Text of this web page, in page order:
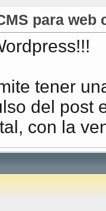
para web
tener
del post
con la